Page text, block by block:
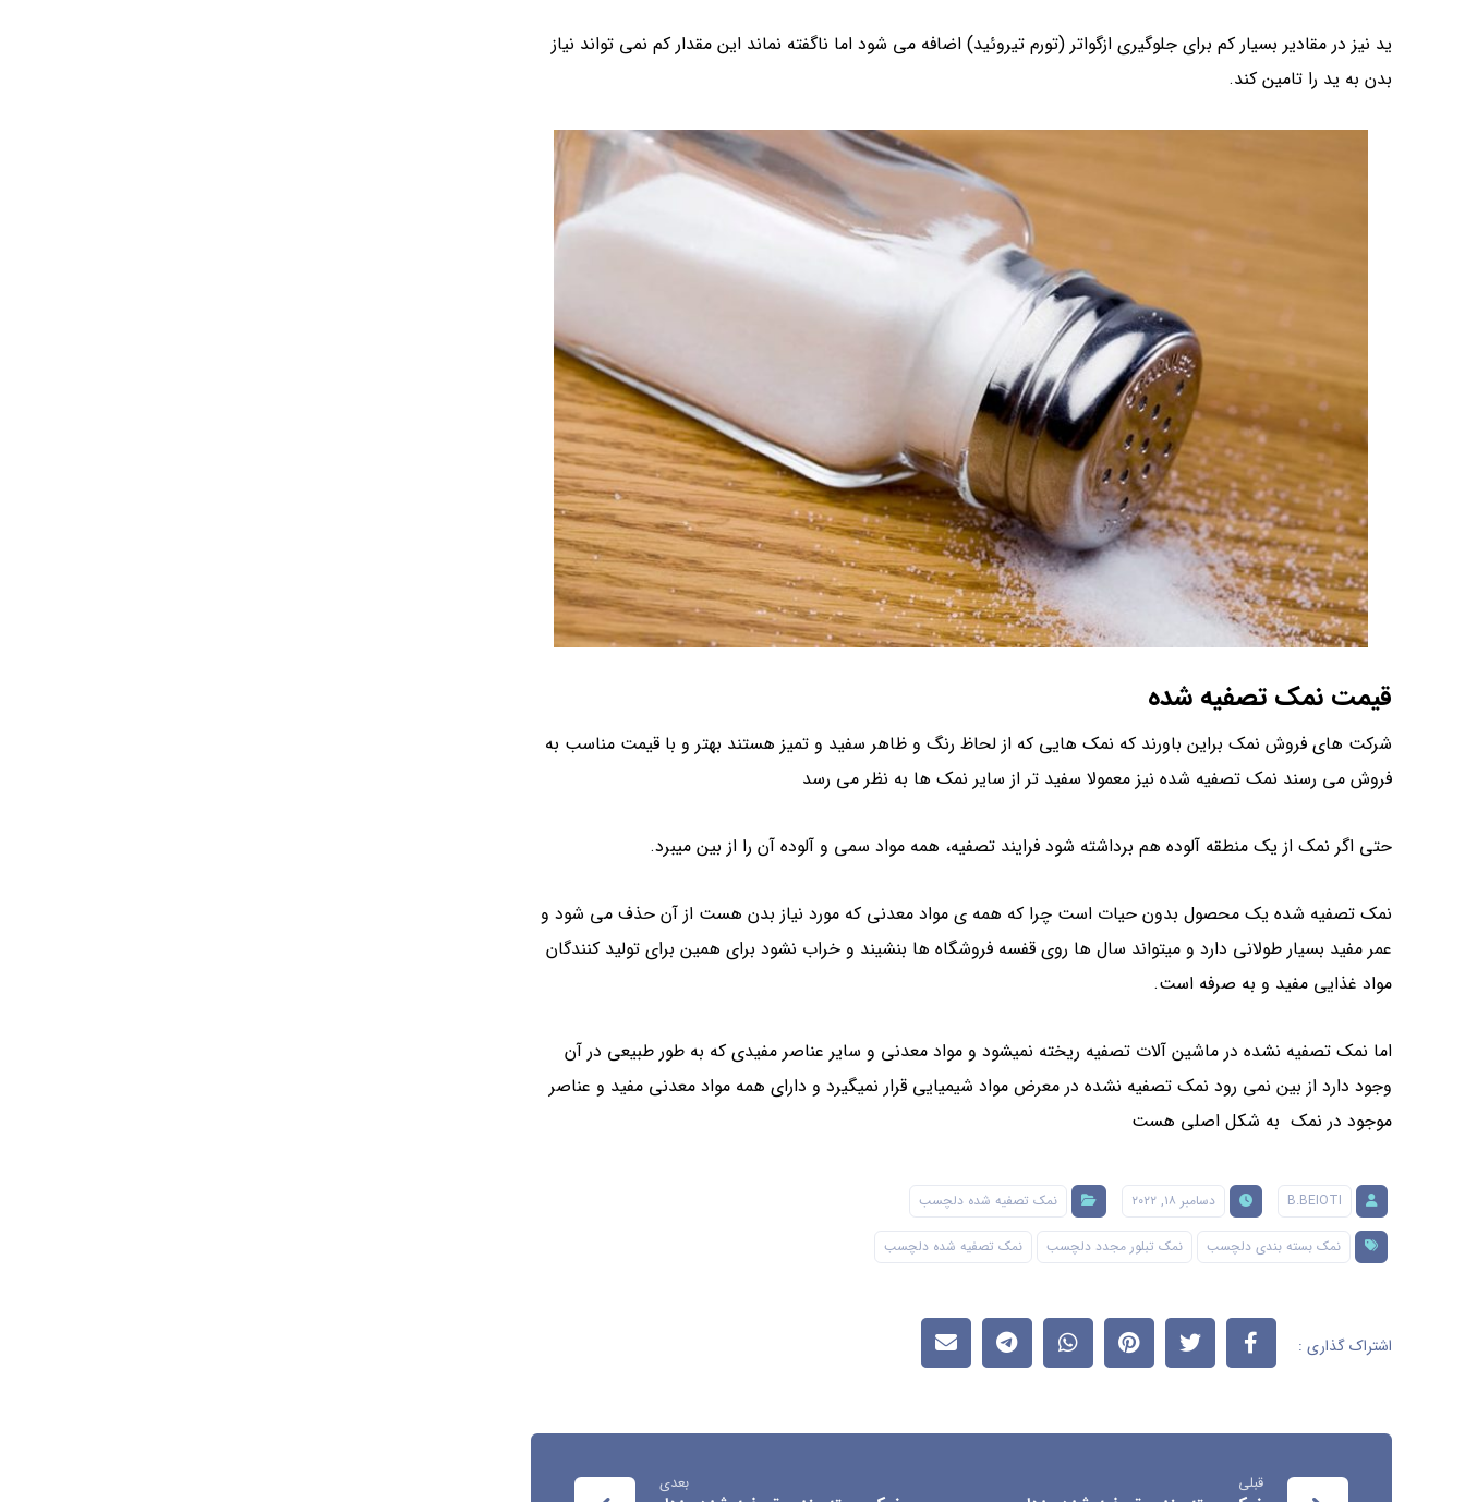
ید نیز در مقادیر بسیار کم برای جلوگیری ازگواتر (تورم تیروئید) اضافه می شود اما ناگفته نماند این مقدار کم نمی تواند نیاز
بدن به ید را تامین کند.
قیمت نمک تصفیه شده
شرکت های فروش نمک براین باورند که نمک هایی که از لحاظ رنگ و ظاهر سفید و تمیز هستند بهتر و با قیمت مناسب به
فروش می رسند نمک تصفیه شده نیز معمولا سفید تر از سایر نمک ها به نظر می رسد
حتی اگر نمک از یک منطقه آلوده هم برداشته شود فرایند تصفیه، همه مواد سمی و آلوده آن را از بین میبرد.
نمک تصفیه شده یک محصول بدون حیات است چرا که همه ی مواد معدنی که مورد نیاز بدن هست از آن حذف می شود و
عمر مفید بسیار طولانی دارد و میتواند سال ها روی قفسه فروشگاه ها بنشیند و خراب نشود برای همین برای تولید کنندگان
مواد غذایی مفید و به صرفه است.
اما نمک تصفیه نشده در ماشین آلات تصفیه ریخته نمیشود و مواد معدنی و سایر عناصر مفیدی که به طور طبیعی در آن
وجود دارد از بین نمی رود نمک تصفیه نشده در معرض مواد شیمیایی قرار نمیگیرد و دارای همه مواد معدنی مفید و عناصر
موجود در نمک به شکل اصلی هست
B.BEIOTI دسامبر ۱۸, ۲۰۲۲ نمک تصفیه شده دلچسب
نمک بسته بندی دلچسب نمک تبلور مجدد دلچسب نمک تصفیه شده دلچسب
قبلی بعدی